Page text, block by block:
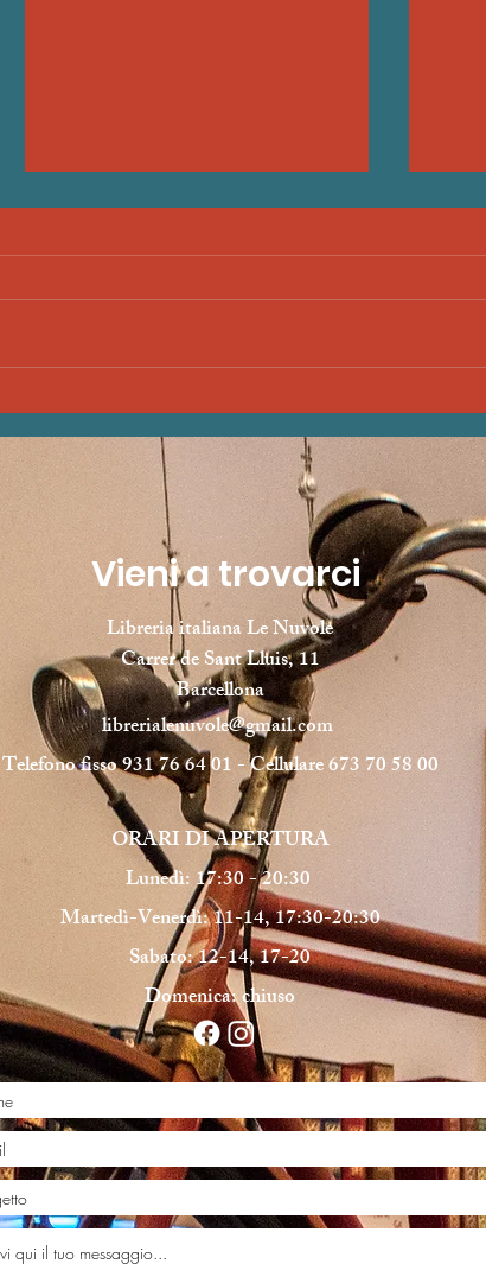
100%LIBRI - 18."Il porto
proibito", Teresa Radice e
Stefano Turconi (Bao
Publishing)
Libreria italiana Le Nuvole
Carrer de Sant Lluis, 11
Barcellona
librerialenuvole@gmail.com
Telefono fisso 931 76 64 01 - Cellulare 673 70 58 00
ORARI DI APERTURA
Lunedì: 17:30 - 20:30
Martedì-Venerdì: 11-14, 17:30-20:30
Sabato: 12-14, 17-20
Domenica: chiuso
Vieni a trovarci